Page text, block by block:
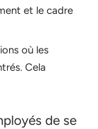
et le cadre
où les
Cela
de se